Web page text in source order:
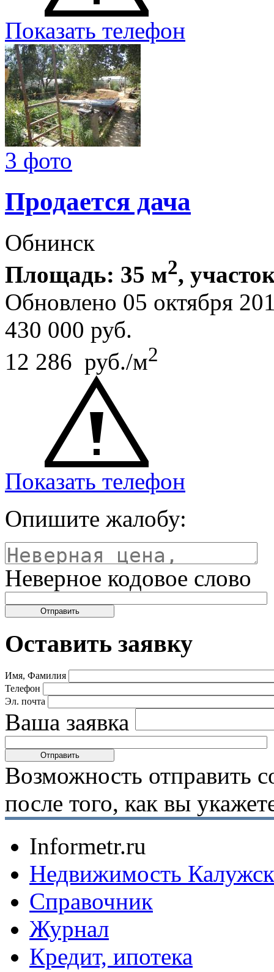
Показать телефон
3 фото
Продается дача
Обнинск
Площадь: 35 м2,
Обновлено 05 октября
430 000 руб.
12 286 руб./м2
Показать телефон
Опишите жалобу:
Неверное кодовое слово
Оставить заявку
Имя, Фамилия
Телефон
Эл. почта
Ваша заявка
Возможность отправить
после того, как вы
Informetr.ru
Недвижимость
Справочник
Журнал
Кредит, ипотека